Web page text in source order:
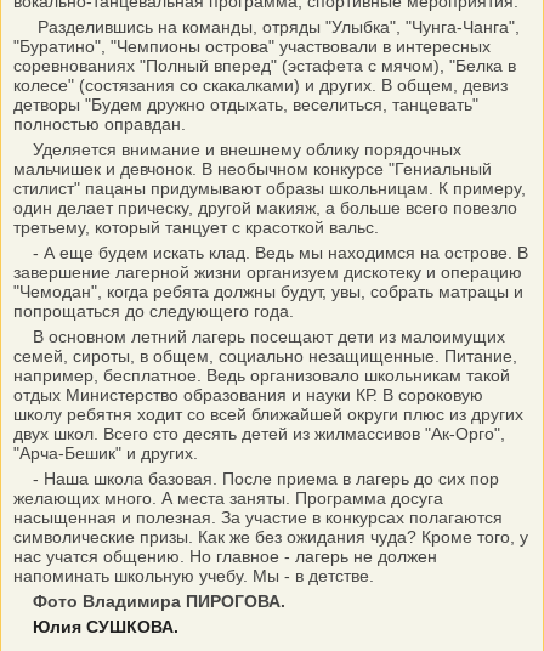
Разделившись на команды, отряды "Улыбка", "Чунга-Чанга",
"Буратино", "Чемпионы острова" участвовали в интересных
соревнованиях "Полный вперед" (эстафета с мячом), "Белка в
колесе" (состязания со скакалками) и других. В общем, девиз
детворы "Будем дружно отдыхать, веселиться, танцевать"
полностью оправдан.
Уделяется внимание и внешнему облику порядочных
мальчишек и девчонок. В необычном конкурсе "Гениальный
стилист" пацаны придумывают образы школьницам. К примеру,
один делает прическу, другой макияж, а больше всего повезло
третьему, который танцует с красоткой вальс.
- А еще будем искать клад. Ведь мы находимся на острове. В
завершение лагерной жизни организуем дискотеку и операцию
"Чемодан", когда ребята должны будут, увы, собрать матрацы и
попрощаться до следующего года.
В основном летний лагерь посещают дети из малоимущих
семей, сироты, в общем, социально незащищенные. Питание,
например, бесплатное. Ведь организовало школьникам такой
отдых Министерство образования и науки КР. В сороковую
школу ребятня ходит со всей ближайшей округи плюс из других
двух школ. Всего сто десять детей из жилмассивов "Ак-Орго",
"Арча-Бешик" и других.
- Наша школа базовая. После приема в лагерь до сих пор
желающих много. А места заняты. Программа досуга
насыщенная и полезная. За участие в конкурсах полагаются
символические призы. Как же без ожидания чуда? Кроме того, у
нас учатся общению. Но главное - лагерь не должен
напоминать школьную учебу. Мы - в детстве.
Фото Владимира ПИРОГОВА.
Юлия СУШКОВА.